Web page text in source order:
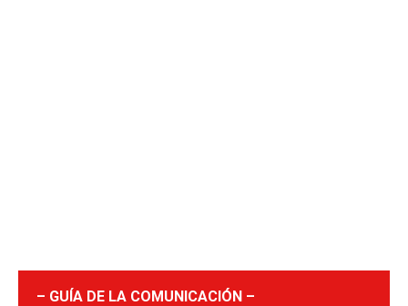
– GUÍA DE LA COMUNICACIÓN –